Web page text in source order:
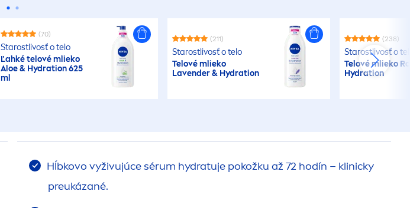
(70)
Starostlivosť o telo
Ľahké telové mlieko
Aloe & Hydration 625
ml
(211)
Starostlivosť o telo
Telové mlieko
Lavender & Hydration
(238)
Starostlivosť o
Telové mlieko
Hydration
Hĺbkovo vyživujúce sérum hydratuje pokožku až 72 hodín – klinicky
preukázané.